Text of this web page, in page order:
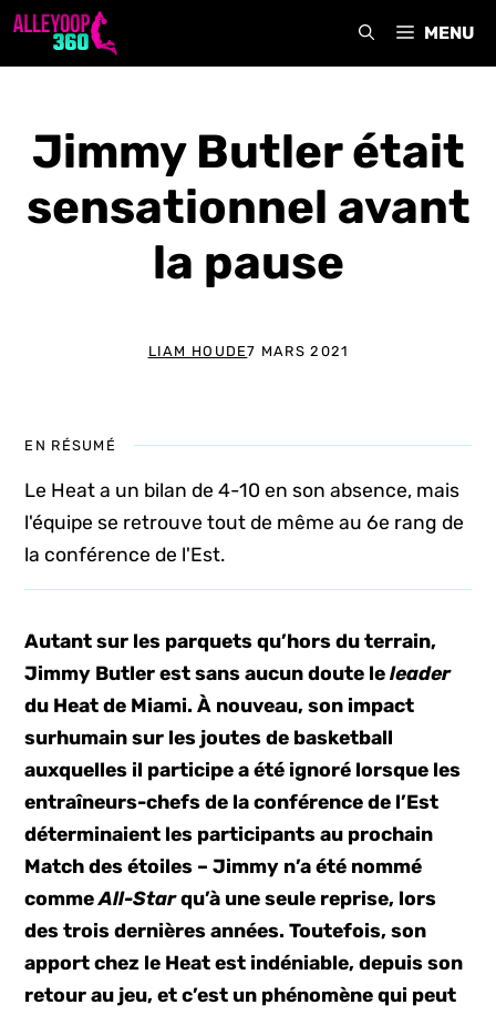
Aller
MENU
Jimmy Butler était
sensationnel avant
la pause
LIAM HOUDE7 MARS 2021
EN RÉSUMÉ
Le Heat a un bilan de 4-10 en son absence, mais
l'équipe se retrouve tout de même au 6e rang de
la conférence de l'Est.
Autant sur les parquets qu’hors du terrain,
Jimmy Butler est sans aucun doute leleader
du Heat de Miami. À nouveau, son impact
surhumain sur les joutes de basketball
auxquelles il participe a été ignoré lorsque les
entraîneurs-chefs de la conférence de l’Est
déterminaient les participants au prochain
Match des étoiles – Jimmy n’a été nommé
commeAll-Starqu’à une seule reprise, lors
des trois dernières années. Toutefois, son
apport chez le Heat est indéniable, depuis son
retour au jeu, et c’est un phénomène qui peut